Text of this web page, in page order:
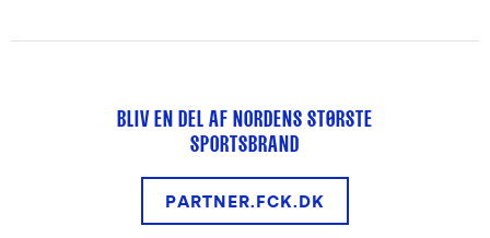
BLIV EN DEL AF NORDENS STØRSTE
SPORTSBRAND
PARTNER.FCK.DK